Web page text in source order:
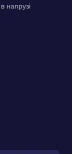
напрузі